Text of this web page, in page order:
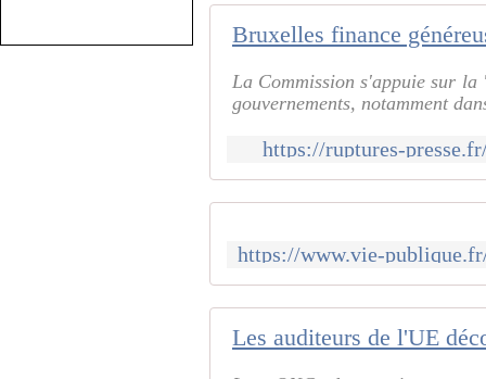
La Commission s'appuie sur
gouvernements, notamment
https://ruptures-